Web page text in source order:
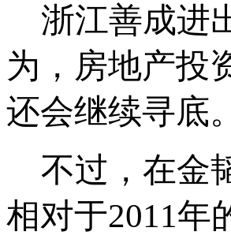
浙江善成进
为，房地产投
还会继续寻底。
不过，在金
相对于2011年